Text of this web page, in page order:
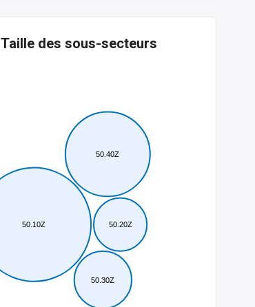
Taille des sous-secteurs
50.10Z 50.20Z
50.30Z
50.40Z